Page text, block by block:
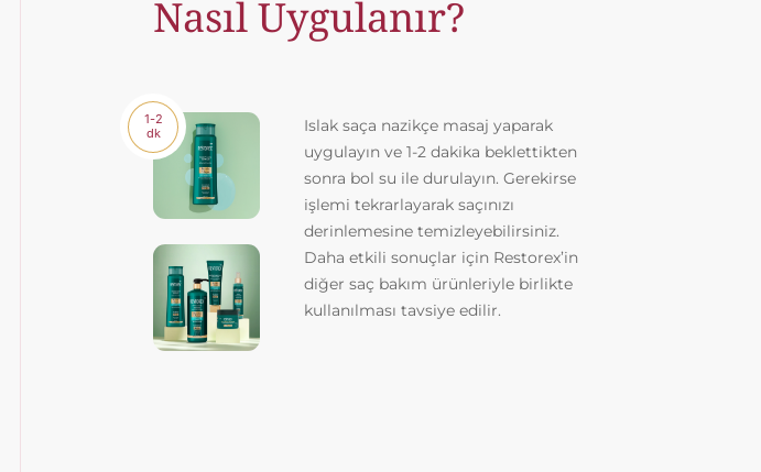
Nasıl Uygulanır?
1-2
dk
Islak saça nazikçe masaj yaparak
uygulayın ve 1-2 dakika beklettikten
sonra bol su ile durulayın. Gerekirse
işlemi tekrarlayarak saçınızı
derinlemesine temizleyebilirsiniz.
Daha etkili sonuçlar için Restorex’in
diğer saç bakım ürünleriyle birlikte
kullanılması tavsiye edilir.